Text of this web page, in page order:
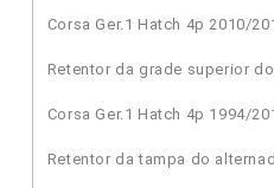
Corsa Ger.1 Hatch 4p 2010/
Retentor da grade superior
Corsa Ger.1 Hatch 4p 1994/
Retentor da tampa do